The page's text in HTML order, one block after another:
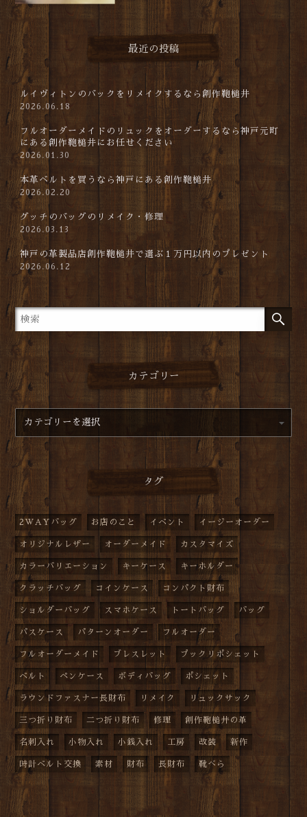
最近の投稿
ルイヴィトンのバックをリメイクするなら創作鞄槌井
2026.06.18
フルオーダーメイドのリュックをオーダーするなら神戸元町
にある創作鞄槌井にお任せください
2026.01.30
本革ベルトを買うなら神戸にある創作鞄槌井
2026.02.20
グッチのバッグのリメイク・修理
2026.03.13
神戸の革製品店創作鞄槌井で選ぶ１万円以内のプレゼント
2026.06.12
カテゴリー
タグ
2WAYバッグ お店のこと イベント イージーオーダー
オリジナルレザー オーダーメイド カスタマイズ
カラーバリエーション キーケース キーホルダー
クラッチバッグ コインケース コンパクト財布
ショルダーバッグ スマホケース トートバッグ バッグ
パスケース パターンオーダー フルオーダー
フルオーダーメイド ブレスレット プックリポシェット
ベルト ペンケース ボディバッグ ポシェット
ラウンドファスナー長財布 リメイク リュックサック
三つ折り財布 二つ折り財布 修理 創作鞄槌井の革
名刺入れ 小物入れ 小銭入れ 工房 改装 新作
時計ベルト交換 素材 財布 長財布 靴べら